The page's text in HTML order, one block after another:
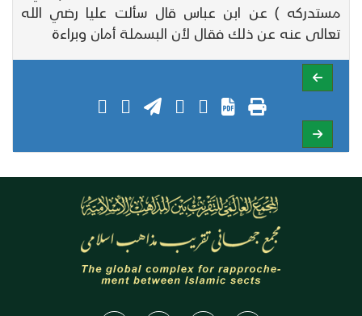
مستدركه ) عن ابن عباس قال سألت عليا رضي الله
تعالى عنه عن ذلك فقال لأن البسملة أمان وبراءة